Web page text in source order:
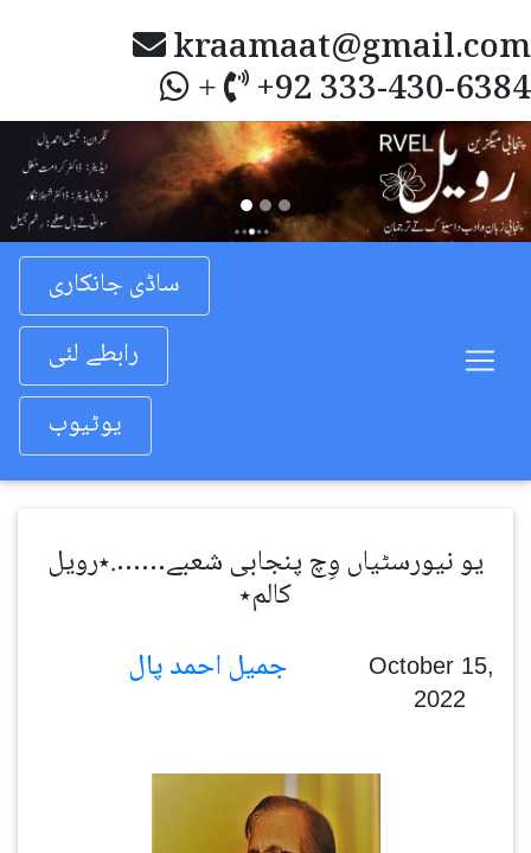
kraamaat@gmail.com
+ +92 333-430-6384
Previous
ساڈی جانکاری
رابطے لئی
یوٹیوب
یو نیورسٹیاں وِچ پنجابی شعبے…….٭رویل
کالم٭
October 15,
2022